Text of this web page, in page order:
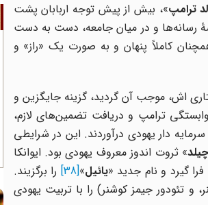
ترامپ»، بیش از پیش توجه اربابان پشت
رسانه‌ها و در میان جامعه، دست به دست
کاملاً پنهان و به صورت یک «راز» و
اش، موجب آن گردید، گزینه جایگزین و
ترامپ و دریافت تضمین‌های لازم،
دار یهودی درآوردند. این در شرایطی
» ثروت اندوز معروف یهودی بود. ایوانکا
گیرد و نام جدید «یائیل»
[38]
را برگزیند.
تئودور جیمز کوشنر) را با تربیت یهودی